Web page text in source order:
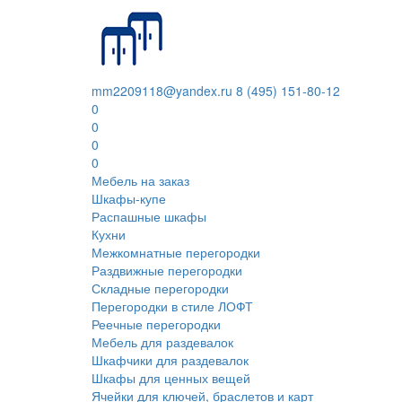
mm2209118@yandex.ru 8 (495) 151-80-12
0
0
0
0
Мебель на заказ
Шкафы-купе
Распашные шкафы
Кухни
Межкомнатные перегородки
Раздвижные перегородки
Складные перегородки
Перегородки в стиле ЛОФТ
Реечные перегородки
Мебель для раздевалок
Шкафчики для раздевалок
Шкафы для ценных вещей
Ячейки для ключей, браслетов и карт